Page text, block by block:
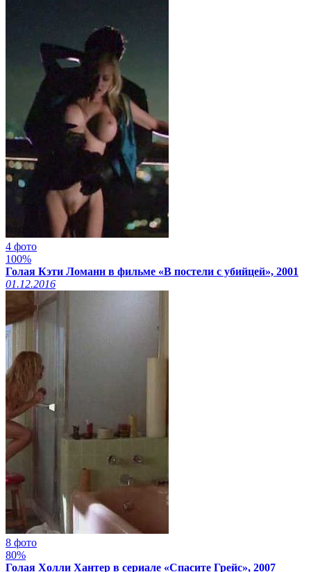
4 фото
100%
Голая Кэти Ломанн в фильме «В постели с убийцей», 2001
01.12.2016
8 фото
80%
Голая Холли Хантер в сериале «Спасите Грейс», 2007